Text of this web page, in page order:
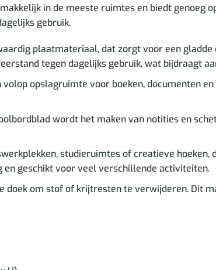
in de meeste ruimtes en biedt
gebruik.
plaatmateriaal, dat zorgt voor een
tegen dagelijks gebruik, wat bijdraagt
volop opslagruimte voor boeken, documenten
wordt het maken van notities en
studieruimtes of creatieve
en geschikt voor veel verschillende activiteiten.
doek om stof of krijtresten te verwijderen. Dit